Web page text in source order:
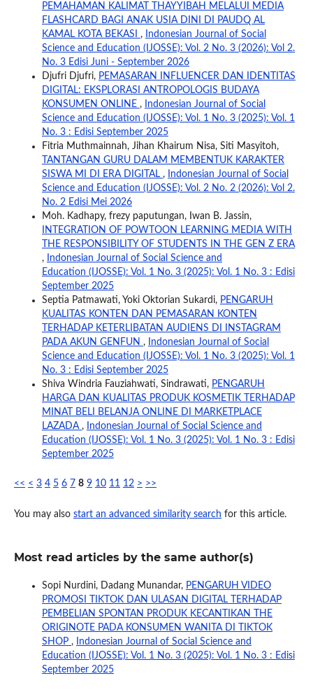
PEMAHAMAN KALIMAT THAYYIBAH MELALUI MEDIA
FLASHCARD BAGI ANAK USIA DINI DI PAUDQ AL
KAMAL KOTA BEKASI ,
Indonesian Journal of Social
Science and Education (IJOSSE): Vol. 2 No. 3 (2026): Vol 2.
No. 3 Edisi Juni - September 2026
Djufri Djufri, PEMASARAN INFLUENCER DAN IDENTITAS
DIGITAL: EKSPLORASI ANTROPOLOGIS BUDAYA
KONSUMEN ONLINE ,
Indonesian Journal of Social
Science and Education (IJOSSE): Vol. 1 No. 3 (2025): Vol. 1
No. 3 : Edisi September 2025
Fitria Muthmainnah, Jihan Khairum Nisa, Siti Masyitoh,
TANTANGAN GURU DALAM MEMBENTUK KARAKTER
SISWA MI DI ERA DIGITAL ,
Indonesian Journal of Social
Science and Education (IJOSSE): Vol. 2 No. 2 (2026): Vol 2.
No. 2 Edisi Mei 2026
Moh. Kadhapy, frezy paputungan, Iwan B. Jassin,
INTEGRATION OF POWTOON LEARNING MEDIA WITH
THE RESPONSIBILITY OF STUDENTS IN THE GEN Z ERA
,
Indonesian Journal of Social Science and
Education (IJOSSE): Vol. 1 No. 3 (2025): Vol. 1 No. 3 : Edisi
September 2025
Septia Patmawati, Yoki Oktorian Sukardi, PENGARUH
KUALITAS KONTEN DAN PEMASARAN KONTEN
TERHADAP KETERLIBATAN AUDIENS DI INSTAGRAM
PADA AKUN GENFUN ,
Indonesian Journal of Social
Science and Education (IJOSSE): Vol. 1 No. 3 (2025): Vol. 1
No. 3 : Edisi September 2025
Shiva Windria Fauziahwati, Sindrawati, PENGARUH
HARGA DAN KUALITAS PRODUK KOSMETIK TERHADAP
MINAT BELI BELANJA ONLINE DI MARKETPLACE
LAZADA ,
Indonesian Journal of Social Science and
Education (IJOSSE): Vol. 1 No. 3 (2025): Vol. 1 No. 3 : Edisi
September 2025
<< < 3 4 5 6 7 8 9 10 11 12 > >>
You may also start an advanced similarity search for this article.
Most read articles by the same author(s)
Sopi Nurdini, Dadang Munandar, PENGARUH VIDEO
PROMOSI TIKTOK DAN ULASAN DIGITAL TERHADAP
PEMBELIAN SPONTAN PRODUK KECANTIKAN THE
ORIGINOTE PADA KONSUMEN WANITA DI TIKTOK
SHOP ,
Indonesian Journal of Social Science and
Education (IJOSSE): Vol. 1 No. 3 (2025): Vol. 1 No. 3 : Edisi
September 2025